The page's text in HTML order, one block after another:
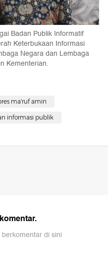
Badan Publik Informatif
Keterbukaan Informasi
Negara dan Lembaga
Kementerian.
ma'ruf amin
informasi publik
di sini